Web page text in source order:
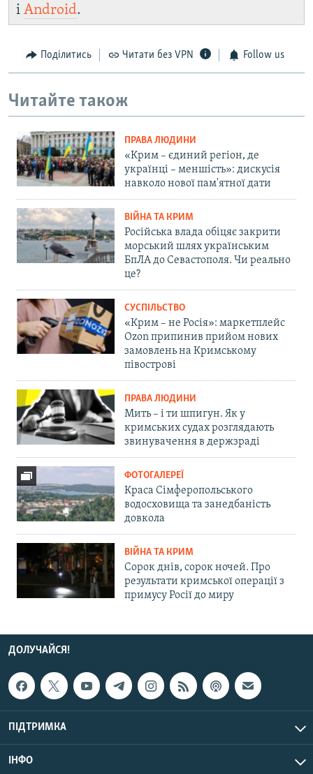
і Android.
Поділитись Читати без VPN Follow us
Читайте також
ПРАВА ЛЮДИНИ
«Крим – єдиний регіон, де
українці – меншість»: дискусія
навколо нової пам'ятної дати
ВІЙНА ТА КРИМ
Російська влада обіцяє закрити
морський шлях українським
БпЛА до Севастополя. Чи реально
це?
СУСПІЛЬСТВО
«Крим – не Росія»: маркетплейс
Ozon припинив прийом нових
замовлень на Кримському
півострові
ПРАВА ЛЮДИНИ
Мить – і ти шпигун. Як у
кримських судах розглядають
звинувачення в держзраді
ФОТОГАЛЕРЕЇ
Краса Сімферопольського
водосховища та занедбаність
довкола
ВІЙНА ТА КРИМ
Сорок днів, сорок ночей. Про
результати кримської операції з
примусу Росії до миру
ДОЛУЧАЙСЯ!
ПІДТРИМКА
ІНФО